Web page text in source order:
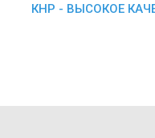
КНР - ВЫСОКОЕ